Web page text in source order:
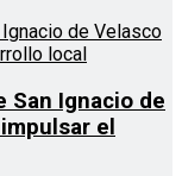
San Ignacio de
el